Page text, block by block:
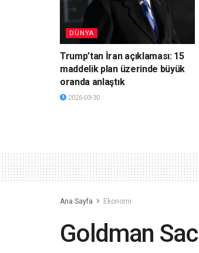
DÜNYA
Trump’tan İran açıklaması: 15
maddelik plan üzerinde büyük
oranda anlaştık
2026-03-30
Ana Sayfa Ekonomi
Goldman